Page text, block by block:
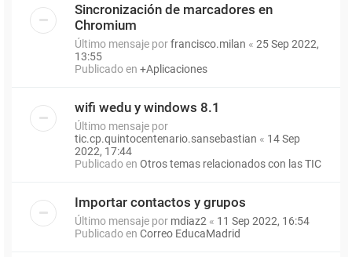
Sincronización de marcadores en
Chromium
Último mensaje porfrancisco.milan « 25 Sep 2022,
13:55
Publicado en +Aplicaciones
wifi wedu y windows 8.1
Último mensaje por
tic.cp.quintocentenario.sansebastian « 14 Sep
2022, 17:44
Publicado en Otros temas relacionados con las TIC
Importar contactos y grupos
Último mensaje por mdiaz2 « 11 Sep 2022, 16:54
Publicado en Correo EducaMadrid